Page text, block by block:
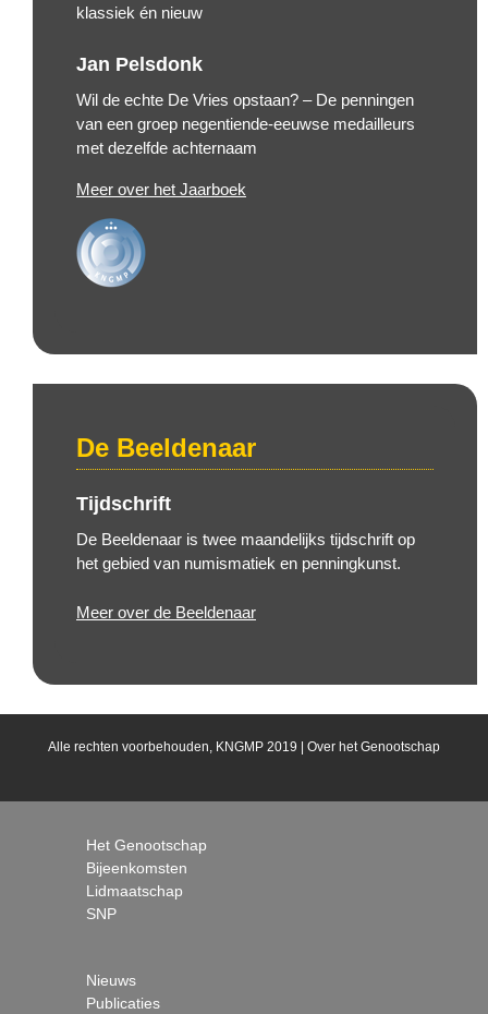
klassiek én nieuw
Jan Pelsdonk
Wil de echte De Vries opstaan? – De penningen
van een groep negentiende-eeuwse medailleurs
met dezelfde achternaam
Meer over het Jaarboek
De Beeldenaar
Tijdschrift
De Beeldenaar is twee maandelijks tijdschrift op
het gebied van numismatiek en penningkunst.
Meer over de Beeldenaar
Het Genootschap
Bijeenkomsten
Lidmaatschap
SNP
Nieuws
Publicaties
Alle rechten voorbehouden, KNGMP 2019 | Over het Genootschap